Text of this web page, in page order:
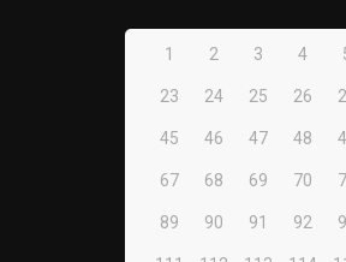
1 2 3 4
23 24 25 26
45 46 47 48
67 68 69 70
89 90 91 92